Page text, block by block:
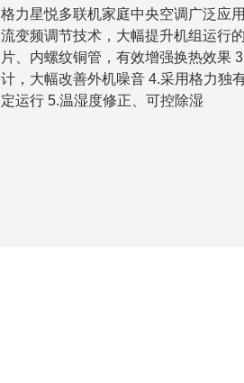
格力星悦多联机家庭中央空调广泛应
流变频调节技术，大幅提升机组运行
片、内螺纹铜管，有效增强换热效果
计，大幅改善外机噪音 4.采用格力独
定运行 5.温湿度修正、可控除湿